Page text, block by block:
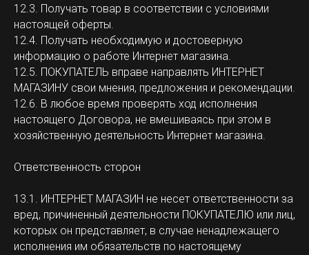
12.3. Получать товар в соответствии с условиями
настоящей оферты.
12.4. Получать необходимую и достоверную
информацию о работе Интернет магазина.
12.5. ПОКУПАТЕЛЬ вправе направлять ИНТЕРНЕТ
МАГАЗИНУ свои мнения, предложения и рекомендации.
12.6. В любое время проверять ход исполнения
настоящего Договора, не вмешиваясь при этом в
хозяйственную деятельность Интернет магазина.
Ответственность сторон
13.1. ИНТЕРНЕТ МАГАЗИН не несет ответственности за
вред, причиненный деятельности ПОКУПАТЕЛЮ или лиц,
которых он представляет, в случае ненадлежащего
исполнения им обязательств по настоящему